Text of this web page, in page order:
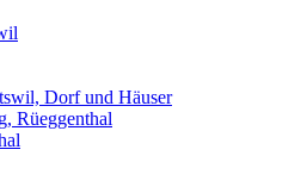
Dorf und Häuser
Rüeggenthal